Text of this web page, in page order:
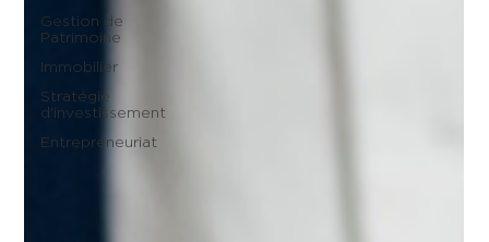
Gestion de
Patrimoine
Immobilier
Stratégie
d'investissement
Entrepreneuriat